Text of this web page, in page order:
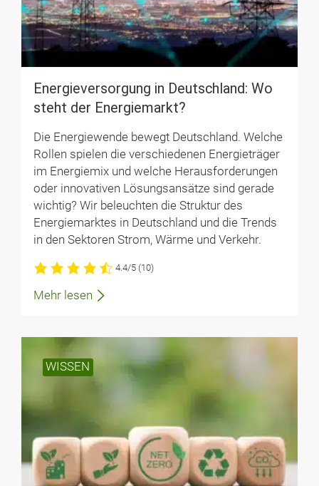
Energieversorgung in Deutschland: Wo
steht der Energiemarkt?
Die Energiewende bewegt Deutschland. Welche
Rollen spielen die verschiedenen Energieträger
im Energiemix und welche Herausforderungen
oder innovativen Lösungsansätze sind gerade
wichtig? Wir beleuchten die Struktur des
Energiemarktes in Deutschland und die Trends
in den Sektoren Strom, Wärme und Verkehr.
4.4/5 (10)
Mehr lesen
WISSEN